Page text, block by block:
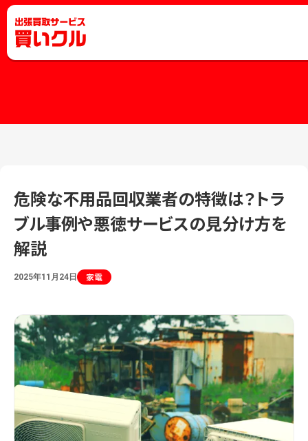
危険な不用品回収業者の特徴は？トラ
ブル事例や悪徳サービスの見分け方を
解説
2025年11月24日 家電